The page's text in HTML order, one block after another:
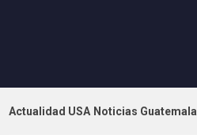
Actualidad USA Noticias Guatemala